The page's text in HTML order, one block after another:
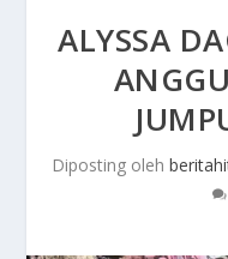
ALYSSA
Diposting oleh